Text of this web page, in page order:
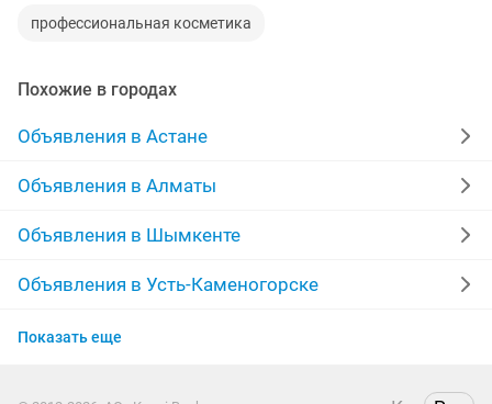
профессиональная косметика
Похожие в городах
Объявления в Астане
Объявления в Алматы
Объявления в Шымкенте
Объявления в Усть-Каменогорске
Объявления в Актобе
Показать еще